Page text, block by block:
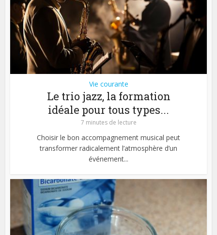
Vie courante
Le trio jazz, la formation
idéale pour tous types...
7 minutes de lecture
Choisir le bon accompagnement musical peut
transformer radicalement l’atmosphère d’un
événement...